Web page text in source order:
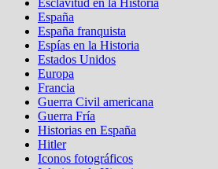
España
España franquista
Espías en la Historia
Estados Unidos
Europa
Francia
Guerra Civil americana
Guerra Fría
Historias en España
Hitler
Iconos fotográficos